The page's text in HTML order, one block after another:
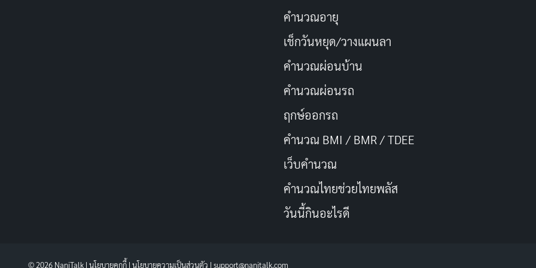
คำนวณอายุ
เช็กวันหยุด/วางแผนลา
คำนวณผ่อนบ้าน
คำนวณผ่อนรถ
ฤกษ์ออกรถ
คำนวณ BMI / BMR / TDEE
เว็บคํานวณ
คํานวณไทยช่วยไทยพลัส
วันนี้กินอะไรดี
© 2026 NaniTalk | นโยบายคุกกี้ | นโยบายความเป็นส่วนตัว | support@nanitalk.com